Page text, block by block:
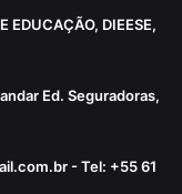
EDUCAÇÃO, DIEESE,
Ed. Seguradoras,
- Tel: +55 61